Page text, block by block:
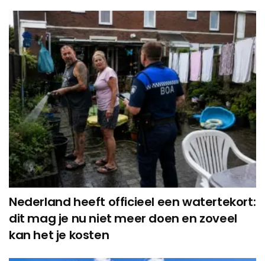
Nederland heeft officieel een watertekort:
dit mag je nu niet meer doen en zoveel
kan het je kosten